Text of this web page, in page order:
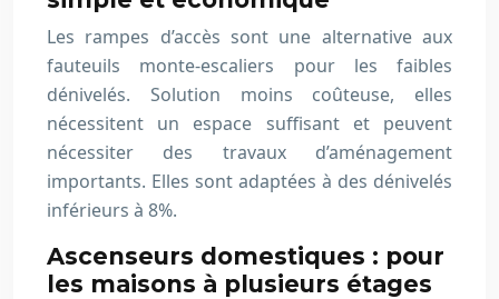
Les rampes d’accès sont une alternative aux
fauteuils monte-escaliers pour les faibles
dénivelés. Solution moins coûteuse, elles
nécessitent un espace suffisant et peuvent
nécessiter des travaux d’aménagement
importants. Elles sont adaptées à des dénivelés
inférieurs à 8%.
Ascenseurs domestiques : pour
les maisons à plusieurs étages